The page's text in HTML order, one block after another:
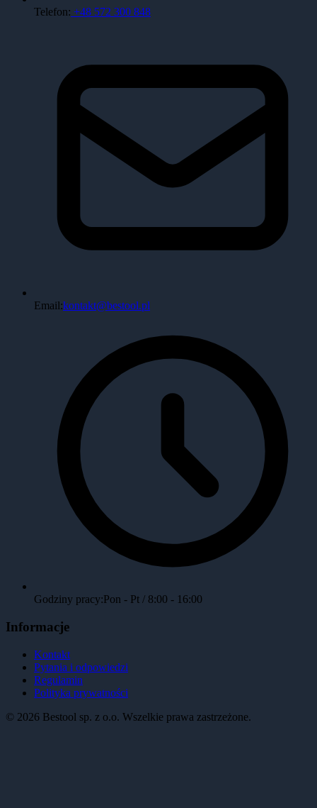
Telefon: +48 572 300 848
Email:kontakt@bestool.pl
Godziny pracy:Pon - Pt / 8:00 - 16:00
Informacje
Kontakt
Pytania i odpowiedzi
Regulamin
Polityka prywatności
© 2026 Bestool sp. z o.o. Wszelkie prawa zastrzeżone.